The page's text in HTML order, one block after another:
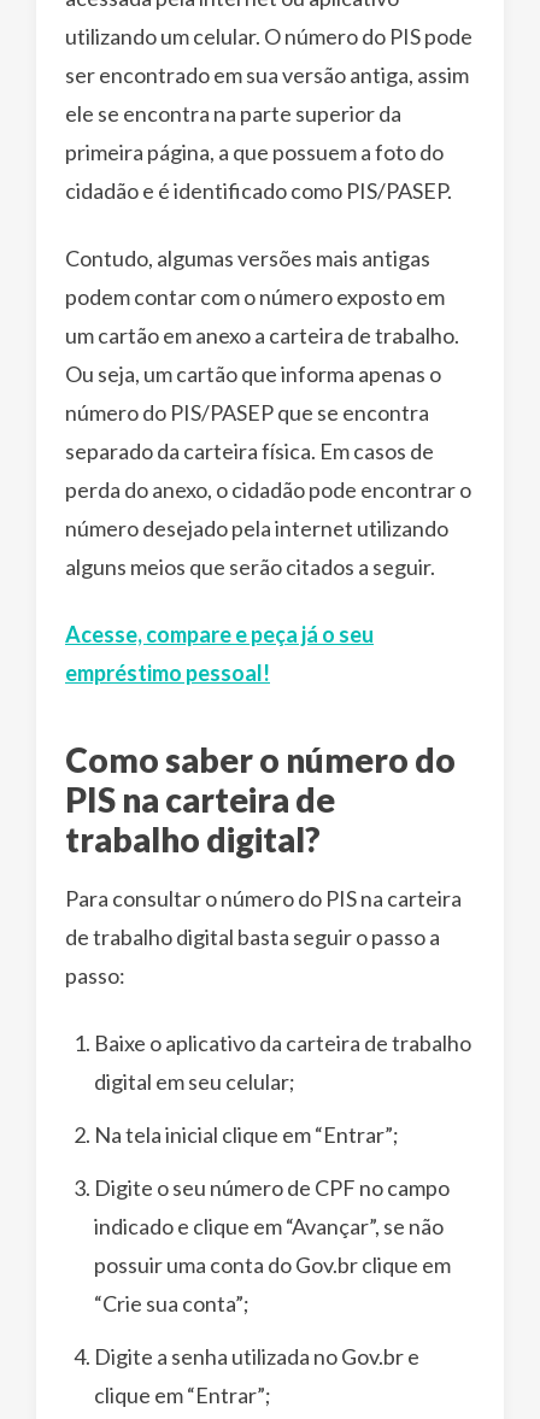
utilizando um celular. O número do PIS pode
ser encontrado em sua versão antiga, assim
ele se encontra na parte superior da
primeira página, a que possuem a foto do
cidadão e é identificado como PIS/PASEP.
Contudo, algumas versões mais antigas
podem contar com o número exposto em
um cartão em anexo a carteira de trabalho.
Ou seja, um cartão que informa apenas o
número do PIS/PASEP que se encontra
separado da carteira física. Em casos de
perda do anexo, o cidadão pode encontrar o
número desejado pela internet utilizando
alguns meios que serão citados a seguir.
Acesse, compare e peça já o seu
empréstimo pessoal!
Como saber o número do
PIS na carteira de
trabalho digital?
Para consultar o número do PIS na carteira
de trabalho digital basta seguir o passo a
passo:
Baixe o aplicativo da carteira de trabalho
digital em seu celular;
Na tela inicial clique em “Entrar”;
Digite o seu número de CPF no campo
indicado e clique em “Avançar”, se não
possuir uma conta do Gov.br clique em
“Crie sua conta”;
Digite a senha utilizada no Gov.br e
clique em “Entrar”;